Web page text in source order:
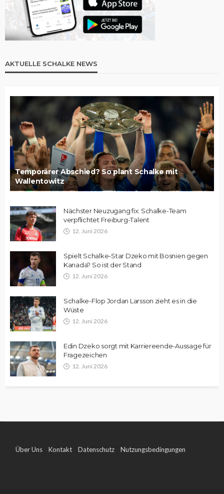
AKTUELLE SCHALKE NEWS
Temporärer Abschied? So plant Schalke mit
Wallentowitz
Nächster Neuzugang fix: Schalke-Team
verpflichtet Freiburg-Talent
12. Juni 2026
Spielt Schalke-Star Dzeko mit Bosnien gegen
Kanada? So ist der Stand
12. Juni 2026
Schalke-Flop Jordan Larsson zieht es in die
Wüste
12. Juni 2026
Edin Dzeko sorgt mit Karriereende-Aussage für
Fragezeichen
12. Juni 2026
Über Uns Kontakt Datenschutz Nutzungsbedingungen